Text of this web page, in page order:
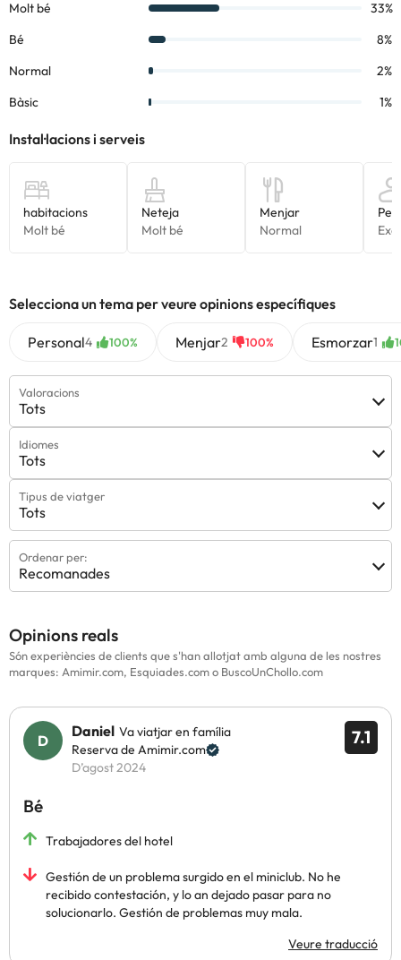
Selecciona un tema per veure opinions específiques
Personal4 100% Menjar2 100% Esmorzar1
Valoracions
Tots
Idiomes
Tots
Tipus de viatger
Tots
Ordenar per:
Recomanades
Opinions reals
Són experiències de clients que s'han allotjat amb alguna de les nostres
marques: Amimir.com, Esquiades.com o BuscoUnChollo.com
7.1
Daniel Va viatjar en família
Reserva de Amimir.com
D’agost 2024
Bé
Trabajadores del hotel
Gestión de un problema surgido en el miniclub. No he
recibido contestación, y lo an dejado pasar para no
solucionarlo. Gestión de problemas muy mala.
Veure traducció